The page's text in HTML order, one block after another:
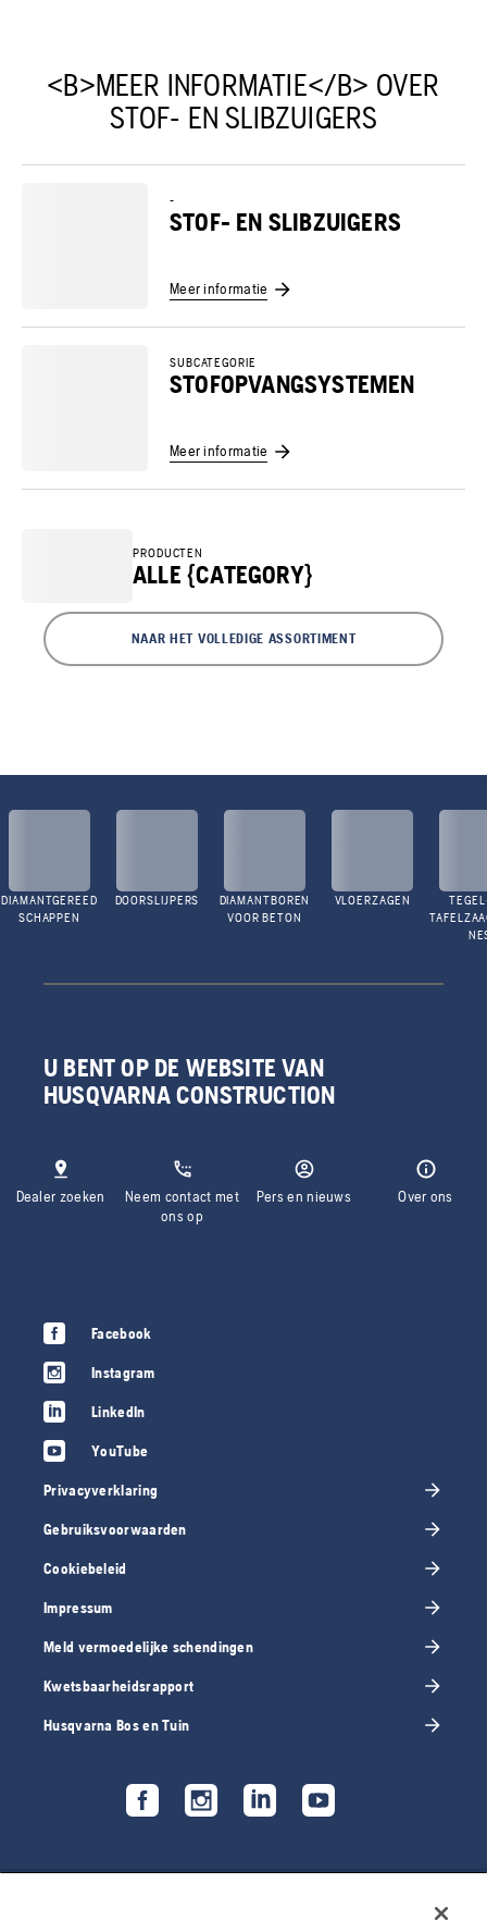
<B>MEER INFORMATIE</B> OVER
STOF- EN SLIBZUIGERS
-
STOF- EN SLIBZUIGERS
Meer informatie
SUBCATEGORIE
STOFOPVANGSYSTEMEN
Meer informatie
PRODUCTEN
ALLE {CATEGORY}
NAAR HET VOLLEDIGE ASSORTIMENT
DIAMANTGEREED
SCHAPPEN
DOORSLIJPERS
DIAMANTBOREN
VOOR BETON
VLOERZAGEN
U BENT OP DE WEBSITE VAN
HUSQVARNA CONSTRUCTION
Dealer zoeken
Neem contact met
ons op
Pers en nieuws Over ons
Facebook
Instagram
LinkedIn
YouTube
Privacyverklaring
Gebruiksvoorwaarden
Cookiebeleid
Impressum
Meld vermoedelijke schendingen
Kwetsbaarheidsrapport
Husqvarna Bos en Tuin